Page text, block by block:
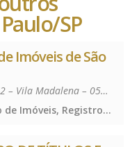
SP
Imóveis de São
Rua Inácio Pereira da Rocha, 142 – Vila Madalena – 05432-010
Registro de Imóveis, Registro de Imóveis, Registro de Imóveis